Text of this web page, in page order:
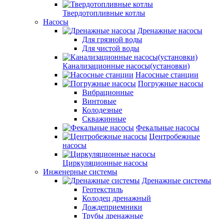
Твердотопливные котлы
Насосы
Дренажные насосы
Для грязной воды
Для чистой воды
Канализационные насосы(установки)
Насосные станции
Погружные насосы
Вибрационные
Винтовые
Колодезные
Скважинные
Фекальные насосы
Центробежные
насосы
Циркуляционные насосы
Инженерные системы
Дренажные системы
Геотекстиль
Колодец дренажный
Дождеприемники
Трубы дренажные